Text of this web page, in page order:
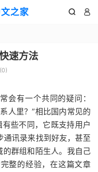
之家  
速方法
0)
会有一个共同的疑问：
人里？”相比国内常见的
些不同，它既支持用户
通讯录来找到好友，甚至
的群组和陌生人。我自己
整的经验，在这篇文章